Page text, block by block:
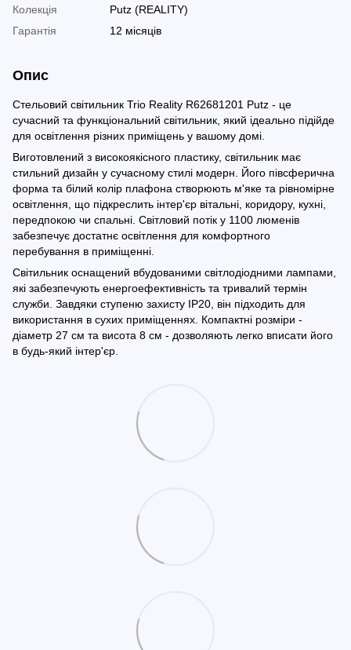
Колекція
Putz (REALITY)
Гарантія
12 місяців
Опис
Стельовий світильник Trio Reality R62681201 Putz - це
сучасний та функціональний світильник, який ідеально підійде
для освітлення різних приміщень у вашому домі.
Виготовлений з високоякісного пластику, світильник має
стильний дизайн у сучасному стилі модерн. Його півсферична
форма та білий колір плафона створюють м'яке та рівномірне
освітлення, що підкреслить інтер'єр вітальні, коридору, кухні,
передпокою чи спальні. Світловий потік у 1100 люменів
забезпечує достатнє освітлення для комфортного
перебування в приміщенні.
Світильник оснащений вбудованими світлодіодними лампами,
які забезпечують енергоефективність та тривалий термін
служби. Завдяки ступеню захисту IP20, він підходить для
використання в сухих приміщеннях. Компактні розміри -
діаметр 27 см та висота 8 см - дозволяють легко вписати його
в будь-який інтер'єр.